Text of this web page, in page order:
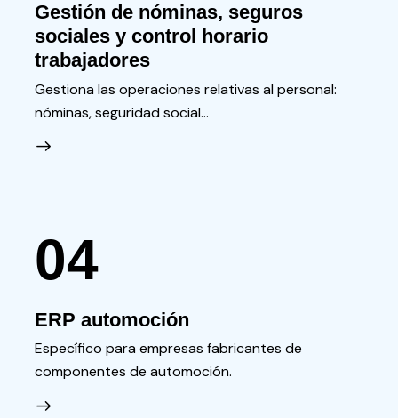
Gestión de nóminas, seguros
sociales y control horario
trabajadores
Gestiona las operaciones relativas al personal:
nóminas, seguridad social…
04
ERP automoción
Específico para empresas fabricantes de
componentes de automoción.